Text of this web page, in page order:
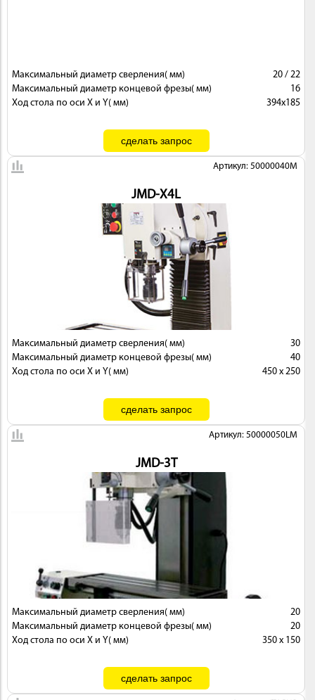
Максимальный диаметр сверления( мм)
20 / 22
Максимальный диаметр концевой фрезы( мм)
16
Ход стола по оси X и Y( мм)
394х185
Артикул: 50000040M
JMD-X4L
Максимальный диаметр сверления( мм)
30
Максимальный диаметр концевой фрезы( мм)
40
Ход стола по оси X и Y( мм)
450 x 250
Артикул: 50000050LM
JMD-3T
Максимальный диаметр сверления( мм)
20
Максимальный диаметр концевой фрезы( мм)
20
Ход стола по оси X и Y( мм)
350 x 150